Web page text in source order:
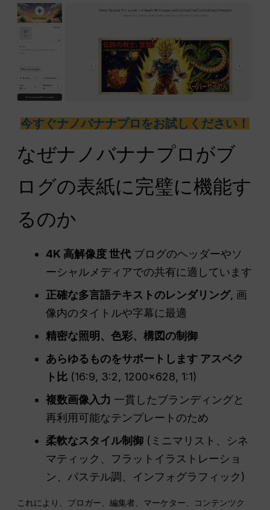
今すぐナノバナナプロをお試しください！
なぜナノバナナプロがブ
ログの表紙に完璧に機能す
るのか
4K 高解像度世代 ブログのヘッダーやソ
ーシャルメディアでの共有に適しています
正確な多言語テキストのレンダリング, 画
像内のタイトルや字幕に最適
精密な照明、色彩、構図の制御
あらゆるものをサポートします アスペク
ト比 (16:9, 3:2, 1200×628, 1:1)
複数画像入力 一貫したブランディングと
再利用可能なテンプレートのため
柔軟なスタイル制御 (ミニマリスト、シネ
マティック、フラットイラストレーショ
ン、パステル調、インフォグラフィック)
これにより、ブロガー、編集者、マーケター、コンテンツク